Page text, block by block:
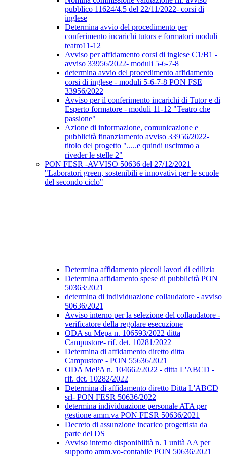
pubblico 11624/4.5 del 22/11/2022- corsi di
inglese
Determina avvio del procedimento per
conferimento incarichi tutors e formatori moduli
teatro11-12
Avviso per affidamento corsi di inglese C1/B1 -
avviso 33956/2022- moduli 5-6-7-8
determina avvio del procedimento affidamento
corsi di inglese - moduli 5-6-7-8 PON FSE
33956/2022
Avviso per il conferimento incarichi di Tutor e di
Esperto formatore - moduli 11-12 "Teatro che
passione"
Azione di informazione, comunicazione e
pubblicità finanziamento avviso 33956/2022-
titolo del progetto ".....e quindi uscimmo a
riveder le stelle 2"
PON FESR -AVVISO 50636 del 27/12/2021
"Laboratori green, sostenibili e innovativi per le scuole
del secondo ciclo"
Determina affidamento piccoli lavori di edilizia
Determina affidamento spese di pubblicità PON
50363/2021
determina di individuazione collaudatore - avviso
50636/2021
Avviso interno per la selezione del collaudatore -
verificatore della regolare esecuzione
ODA su Mepa n. 106593/2022 ditta
Campustore- rif. det. 10281/2022
Determina di affidamento diretto ditta
Campustore - PON 55636/2021
ODA MePA n. 104662/2022 - ditta L'ABCD -
rif. det. 10282/2022
Determina di affidamento diretto Ditta L'ABCD
srl- PON FESR 50636/2022
determina individuazione personale ATA per
gestione amm.va PON FESR 50636/2021
Decreto di assunzione incarico progettista da
parte del DS
Avviso interno disponibilità n. 1 unità AA per
supporto amm.vo-contabile PON 50636/2021